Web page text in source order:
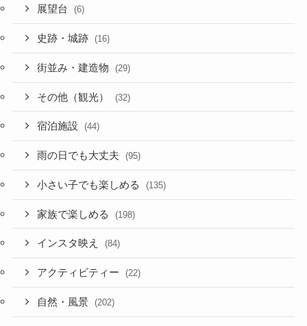
展望台 (6)
史跡・城跡 (16)
街並み・建造物 (29)
その他（観光） (32)
宿泊施設 (44)
雨の日でも大丈夫 (95)
小さい子でも楽しめる (135)
家族で楽しめる (198)
インスタ映え (84)
アクティビティー (22)
自然・風景 (202)